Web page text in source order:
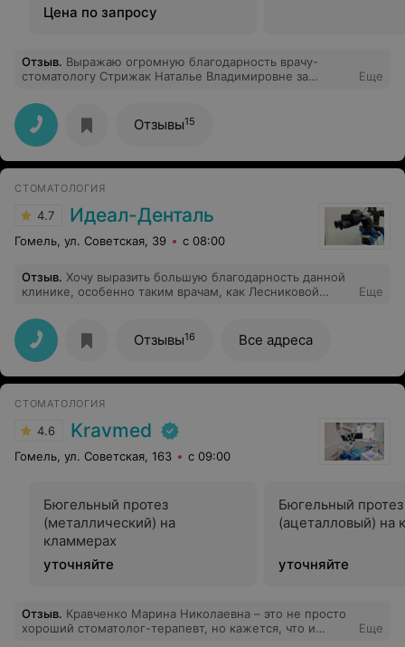
Цена по запросу
Отзыв. Выражаю огромную благодарность врачу-
стоматологу Стрижак Наталье Владимировне за
Замечательные доктор....Большое ей человеческое
спасибо!!!!
Еще
Отзывы15
СТОМАТОЛОГИЯ
4.7 Идеал-Денталь
Гомель, ул. Советская, 39 с 08:00
Отзыв. Хочу выразить большую благодарность данной
клинике, особенно таким врачам, как Лесниковой
Николаевичу за их подход и профессионализм! Теперь,
благодаря им, я не боюсь ходить к стоматологам)
Еще
Отзывы16 Все адреса
СТОМАТОЛОГИЯ
4.6 Kravmed
Гомель, ул. Советская, 163 с 09:00
Бюгельный протез
(металлический) на
кламмерах
уточняйте
Бюгельный протез
(ацеталловый) на
уточняйте
Отзыв. Кравченко Марина Николаевна – это не просто
хороший стоматолог-терапевт, но кажется, что и
Еще